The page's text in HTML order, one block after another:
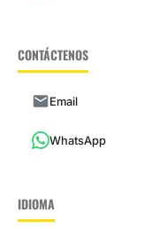
CONTÁCTENOS
Email
WhatsApp
IDIOMA